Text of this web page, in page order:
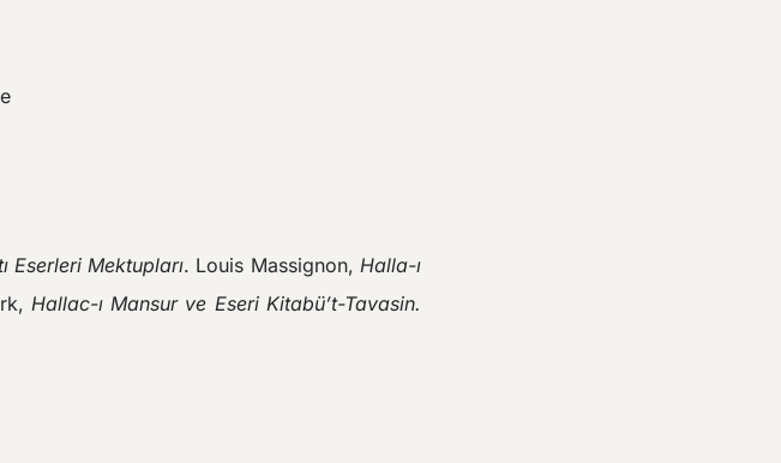
Eserleri Mektupları. Louis Massignon,Halla-ı
Hallac-ı Mansur ve Eseri Kitabü’t-Tavasin.